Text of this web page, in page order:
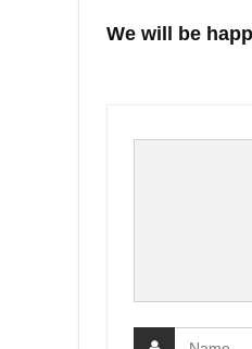
We will be